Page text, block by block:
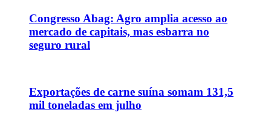
Congresso Abag: Agro amplia acesso ao
mercado de capitais, mas esbarra no
seguro rural
Exportações de carne suína somam 131,5
mil toneladas em julho